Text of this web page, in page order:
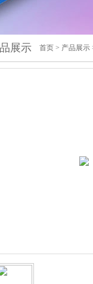
展示 首页 > 产品展示